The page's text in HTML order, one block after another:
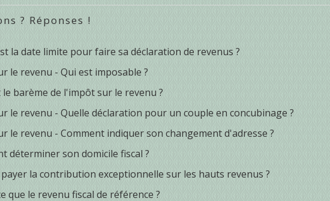
? Réponses !
la date limite pour faire sa déclaration de revenus ?
le revenu - Qui est imposable ?
le barème de l'impôt sur le revenu ?
le revenu - Quelle déclaration pour un couple en concubinage ?
le revenu - Comment indiquer son changement d'adresse ?
déterminer son domicile fiscal ?
la contribution exceptionnelle sur les hauts revenus ?
que le revenu fiscal de référence ?